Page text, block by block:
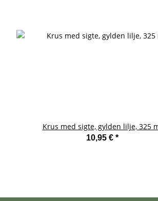
Krus med sigte, gylden lilje, 325
10,95 € *